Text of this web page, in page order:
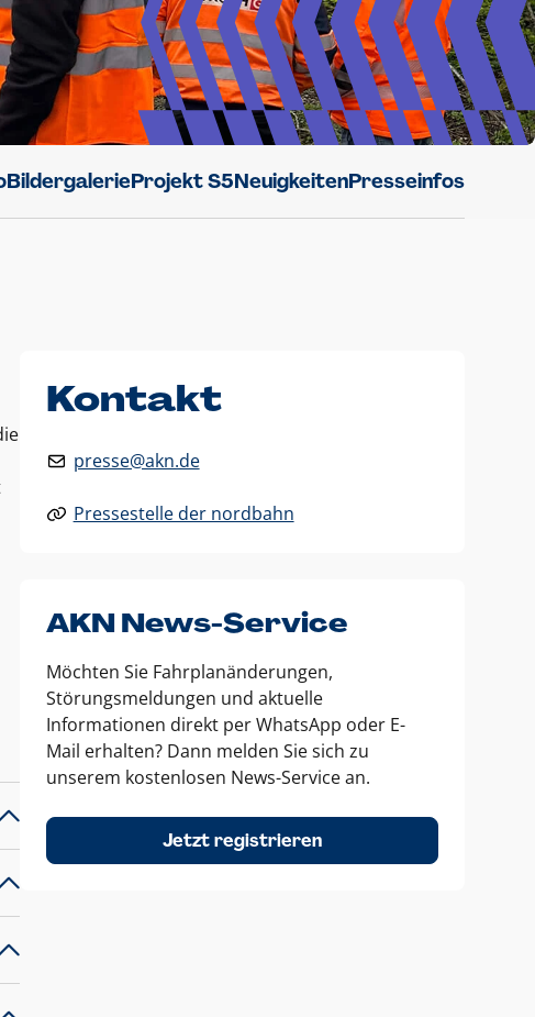
BildergalerieProjekt S5NeuigkeitenPresseinfos
Kontakt
presse@akn.de
Pressestelle der nordbahn
AKN News-Service
Möchten Sie Fahrplanänderungen,
Störungsmeldungen und aktuelle
Informationen direkt per WhatsApp oder E-
Mail erhalten? Dann melden Sie sich zu
unserem kostenlosen News-Service an.
Jetzt registrieren